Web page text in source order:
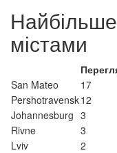
містами
San Mateo
17
Pershotravensk12
Johannesburg 3
Rivne
3
Lviv
2